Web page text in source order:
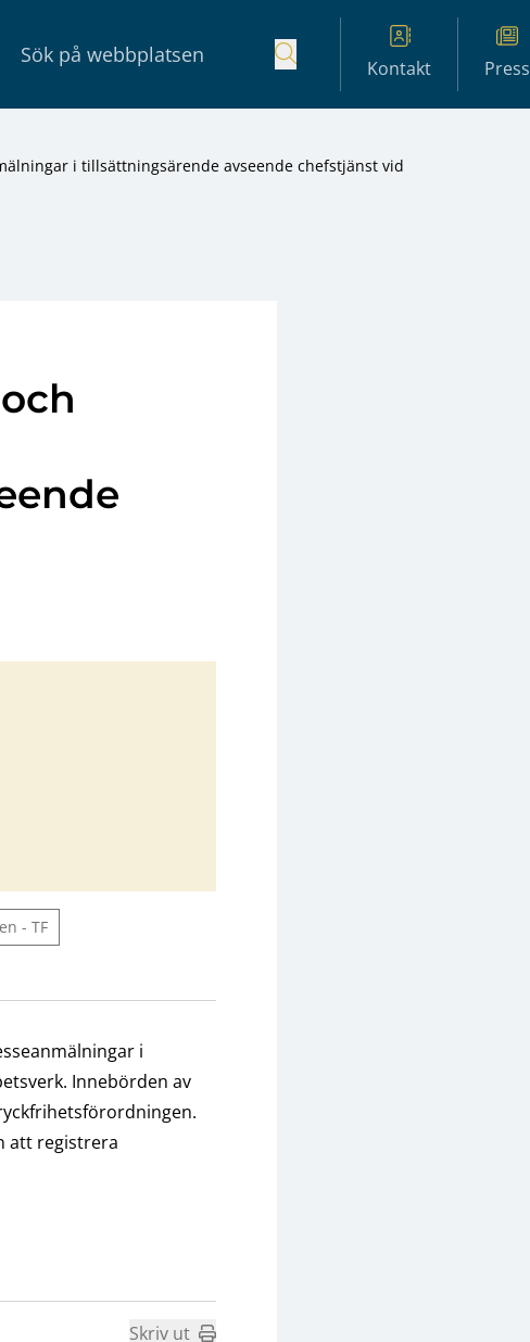
Kontakt Press
i tillsättningsärende avseende chefstjänst vid
- TF
i
Innebörden av
att registrera
Skriv ut